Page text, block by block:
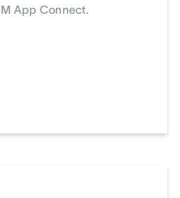
App Connect.